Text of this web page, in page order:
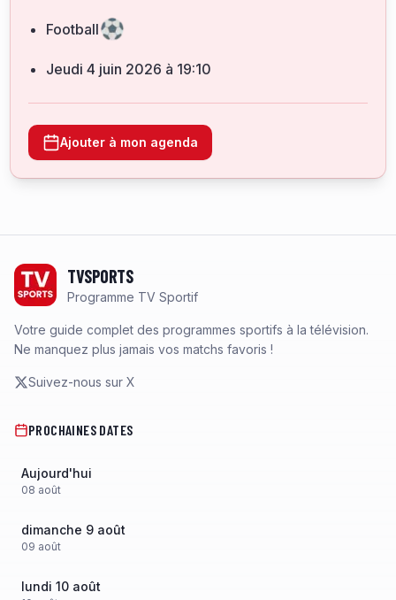
Football
jeudi 4 juin 2026 à 19:10
Ajouter à mon agenda
TVSPORTS
Programme TV Sportif
Votre guide complet des programmes sportifs à la télévision.
Ne manquez plus jamais vos matchs favoris !
Suivez-nous sur X
PROCHAINES DATES
Aujourd'hui
08 août
dimanche 9 août
09 août
lundi 10 août